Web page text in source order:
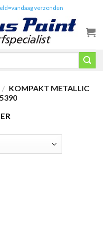
verzonden
/ KOMPAKT METALLIC